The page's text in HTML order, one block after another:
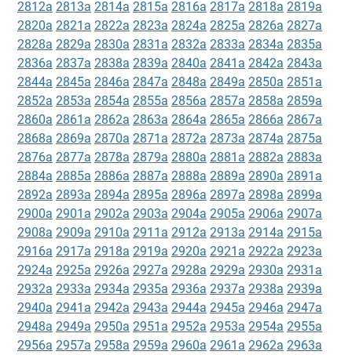
2812a 2813a 2814a 2815a 2816a 2817a 2818a 2819a
2820a 2821a 2822a 2823a 2824a 2825a 2826a 2827a
2828a 2829a 2830a 2831a 2832a 2833a 2834a 2835a
2836a 2837a 2838a 2839a 2840a 2841a 2842a 2843a
2844a 2845a 2846a 2847a 2848a 2849a 2850a 2851a
2852a 2853a 2854a 2855a 2856a 2857a 2858a 2859a
2860a 2861a 2862a 2863a 2864a 2865a 2866a 2867a
2868a 2869a 2870a 2871a 2872a 2873a 2874a 2875a
2876a 2877a 2878a 2879a 2880a 2881a 2882a 2883a
2884a 2885a 2886a 2887a 2888a 2889a 2890a 2891a
2892a 2893a 2894a 2895a 2896a 2897a 2898a 2899a
2900a 2901a 2902a 2903a 2904a 2905a 2906a 2907a
2908a 2909a 2910a 2911a 2912a 2913a 2914a 2915a
2916a 2917a 2918a 2919a 2920a 2921a 2922a 2923a
2924a 2925a 2926a 2927a 2928a 2929a 2930a 2931a
2932a 2933a 2934a 2935a 2936a 2937a 2938a 2939a
2940a 2941a 2942a 2943a 2944a 2945a 2946a 2947a
2948a 2949a 2950a 2951a 2952a 2953a 2954a 2955a
2956a 2957a 2958a 2959a 2960a 2961a 2962a 2963a